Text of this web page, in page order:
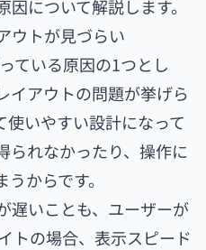
について解説します。
ウトが見づらい
ている原因の1つとし
イアウトの問題が挙げら
使いやすい設計になって
られなかったり、操作に
からです。
遅いことも、ユーザーが
トの場合、表示スピード